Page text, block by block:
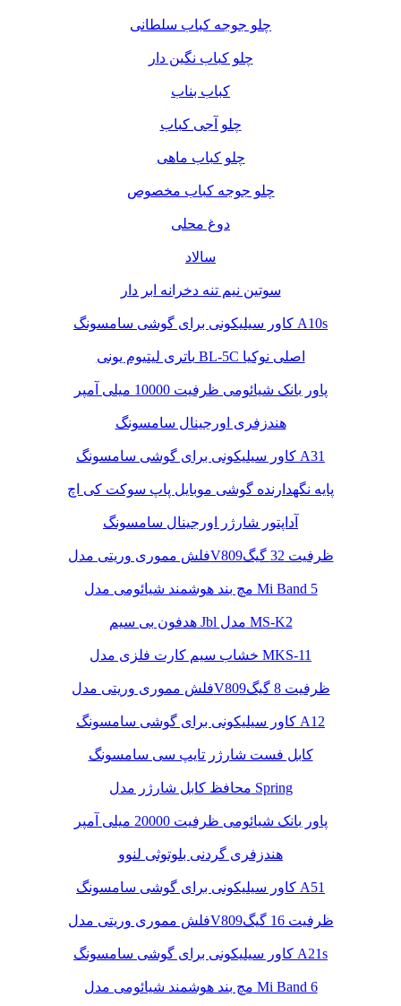
چلو جوجه کباب سلطانی
چلو کباب نگین دار
کباب بناب
چلو آجی کباب
چلو کباب ماهی
چلو جوجه کباب مخصوص
دوغ محلی
سالاد
سوتین نیم تنه دخرانه ابر دار
کاور سیلیکونی برای گوشی سامسونگ A10s
باتری لیتیوم یونی BL-5C اصلی نوکیا
پاور بانک شیائومی ظرفیت 10000 میلی آمپر
هندزفری اورجینال سامسونگ
کاور سیلیکونی برای گوشی سامسونگ A31
پایه نگهدارنده گوشی موبایل پاپ سوکت کی اچ
آداپتور شارژر اورجینال سامسونگ
فلش مموری وریتی مدلV809ظرفیت 32 گیگ
مچ بند هوشمند شیائومی مدل Mi Band 5
هدفون بی سیم Jbl مدل MS-K2
خشاب سیم کارت فلزی مدل MKS-11
فلش مموری وریتی مدلV809ظرفیت 8 گیگ
کاور سیلیکونی برای گوشی سامسونگ A12
کابل فست شارژر تایپ سی سامسونگ
محافظ کابل شارژر مدل Spring
پاور بانک شیائومی ظرفیت 20000 میلی آمپر
هندزفری گردنی بلوتوثی لنوو
کاور سیلیکونی برای گوشی سامسونگ A51
فلش مموری وریتی مدلV809ظرفیت 16 گیگ
کاور سیلیکونی برای گوشی سامسونگ A21s
مچ بند هوشمند شیائومی مدل Mi Band 6